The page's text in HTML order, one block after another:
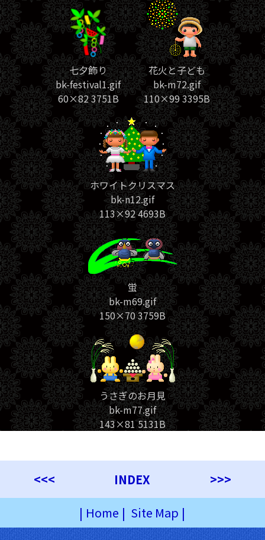
七夕飾り
bk-festival1.gif
60×82 3751B
花火と子ども
bk-m72.gif
110×99 3395B
ホワイトクリスマス
bk-n12.gif
113×92 4693B
蛍
bk-m69.gif
150×70 3759B
うさぎのお月見
bk-m77.gif
143×81 5131B
<<< INDEX
>>>
| Home | Site Map |